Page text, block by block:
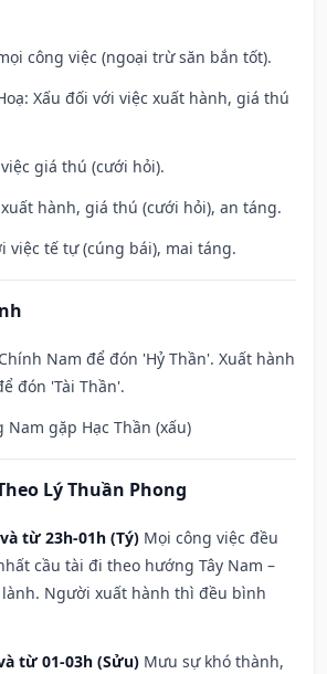
công việc (ngoại trừ săn bắn tốt).
Xấu đối với việc xuất hành, giá thú
giá thú (cưới hỏi).
xuất hành, giá thú (cưới hỏi), an táng.
việc tế tự (cúng bái), mai táng.
Nam để đón 'Hỷ Thần'. Xuất hành
đón 'Tài Thần'.
gặp Hạc Thần (xấu)
Lý Thuần Phong
từ 23h-01h (Tý) Mọi công việc đều
cầu tài đi theo hướng Tây Nam –
Người xuất hành thì đều bình
từ 01-03h (Sửu) Mưu sự khó thành,